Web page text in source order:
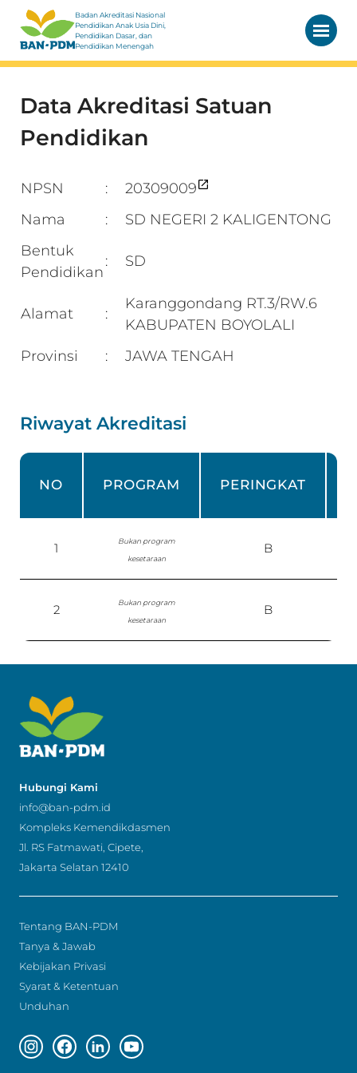
Badan Akreditasi Nasional
Pendidikan Anak Usia Dini,
Pendidikan Dasar, dan
Pendidikan Menengah
Data Akreditasi Satuan
Pendidikan
NPSN :
20309009
Nama
:
SD NEGERI 2 KALIGENTONG
Bentuk
Pendidikan
: SD
Alamat :
Karanggondang RT.3/RW.6
KABUPATEN BOYOLALI
Provinsi
: JAWA TENGAH
Riwayat Akreditasi
NO PROGRAM PERINGKAT
1
Bukan program
kesetaraan
B
2
Bukan program
kesetaraan
B
Hubungi Kami
info@ban-pdm.id
Kompleks Kemendikdasmen
Jl. RS Fatmawati, Cipete,
Jakarta Selatan 12410
Tentang BAN-PDM
Tanya & Jawab
Kebijakan Privasi
Syarat & Ketentuan
Unduhan